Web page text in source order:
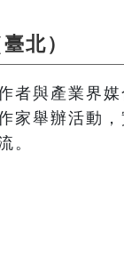
北）
者與產業界
家舉辦活動
。